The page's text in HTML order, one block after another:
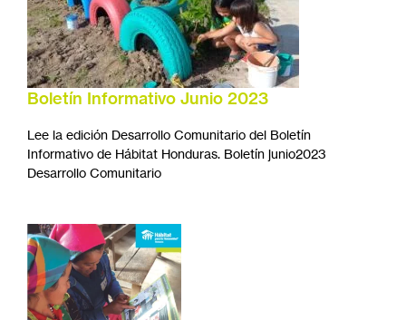
Boletín Informativo Junio 2023
Lee la edición Desarrollo Comunitario del Boletín
Informativo de Hábitat Honduras. Boletín junio2023
Desarrollo Comunitario